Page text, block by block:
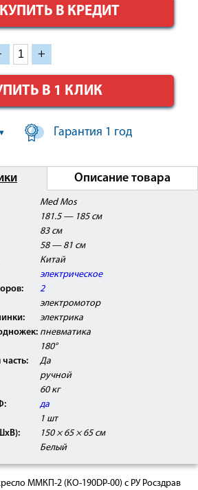
КУПИТЬ В КРЕДИТ
+
В 1 КЛИК
▾ Гарантия 1 год
Описание товара
Med Mos
181.5 — 185 см
83 см
58 — 81 см
Китай
электрическое
2
электромотор
электрика
пневматика
180°
Да
ручной
60 кг
да
1 шт
150 × 65 × 65 см
Белый
ММКП-2 (КО-190DP-00) с РУ Росздрав